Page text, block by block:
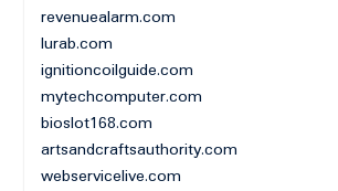
revenuealarm.com
lurab.com
ignitioncoilguide.com
mytechcomputer.com
bioslot168.com
artsandcraftsauthority.com
webservicelive.com